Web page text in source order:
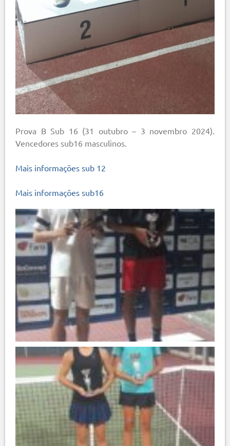
Prova B Sub 16 (31 outubro – 3 novembro 2024).
Vencedores sub16 masculinos.
Mais informações sub 12
Mais informações sub16